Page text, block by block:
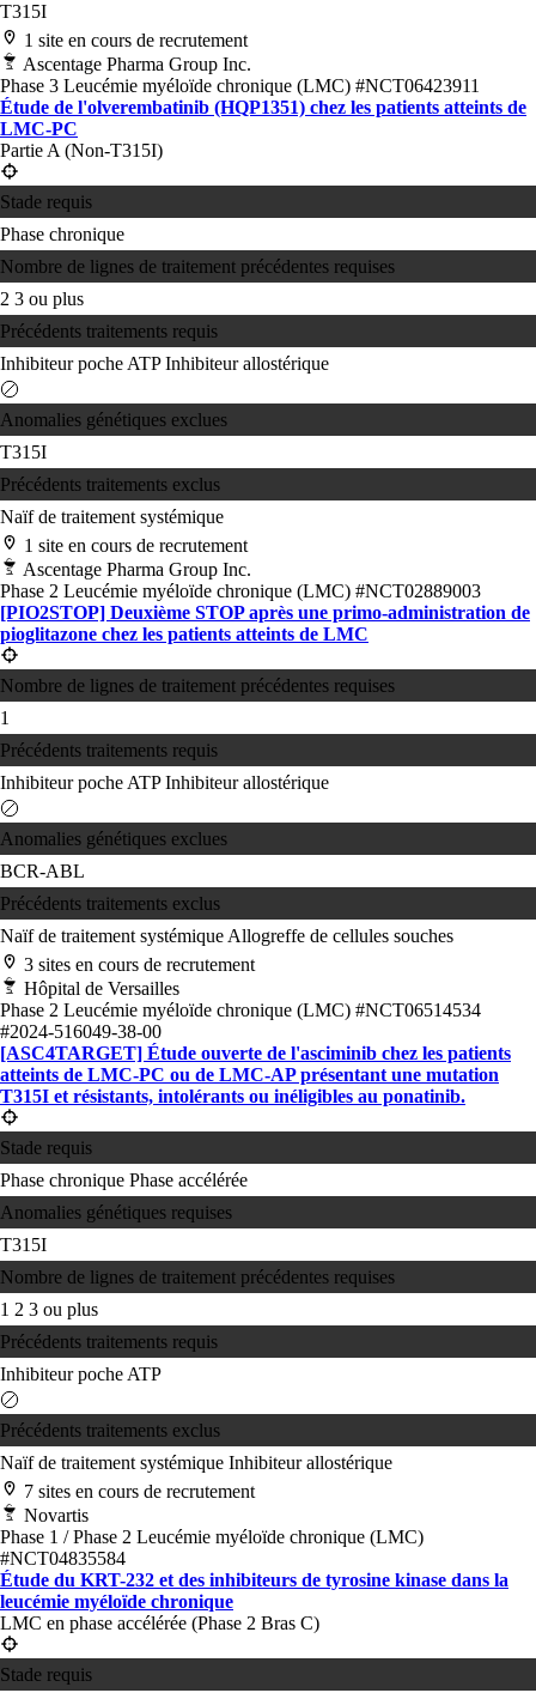
T315I
1 site en cours de recrutement
Ascentage Pharma Group Inc.
Phase 3 Leucémie myéloïde chronique (LMC) #NCT06423911
Étude de l'olverembatinib (HQP1351) chez les patients atteints de
LMC-PC
Partie A (Non-T315I)
Stade requis
Phase chronique
Nombre de lignes de traitement précédentes requises
2 3 ou plus
Précédents traitements requis
Inhibiteur poche ATPInhibiteur allostérique
Anomalies génétiques exclues
T315I
Précédents traitements exclus
Naïf de traitement systémique
1 site en cours de recrutement
Ascentage Pharma Group Inc.
Phase 2 Leucémie myéloïde chronique (LMC) #NCT02889003
[PIO2STOP] Deuxième STOP après une primo-administration de
pioglitazone chez les patients atteints de LMC
Nombre de lignes de traitement précédentes requises
1
Précédents traitements requis
Inhibiteur poche ATPInhibiteur allostérique
Anomalies génétiques exclues
BCR-ABL
Précédents traitements exclus
Naïf de traitement systémiqueAllogreffe de cellules souches
3 sites en cours de recrutement
Hôpital de Versailles
Phase 2 Leucémie myéloïde chronique (LMC) #NCT06514534
#2024-516049-38-00
[ASC4TARGET] Étude ouverte de l'asciminib chez les patients
atteints de LMC-PC ou de LMC-AP présentant une mutation
T315I et résistants, intolérants ou inéligibles au ponatinib.
Stade requis
Phase chronique Phase accélérée
Anomalies génétiques requises
T315I
Nombre de lignes de traitement précédentes requises
1 2 3 ou plus
Précédents traitements requis
Inhibiteur poche ATP
Précédents traitements exclus
Naïf de traitement systémique Inhibiteur allostérique
7 sites en cours de recrutement
Novartis
Phase 1 / Phase 2 Leucémie myéloïde chronique (LMC)
#NCT04835584
Étude du KRT-232 et des inhibiteurs de tyrosine kinase dans la
leucémie myéloïde chronique
LMC en phase accélérée (Phase 2 Bras C)
Stade requis